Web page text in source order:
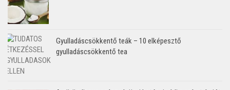
Gyulladáscsökkentő teák – 10 elképesztő
gyulladáscsökkentő tea